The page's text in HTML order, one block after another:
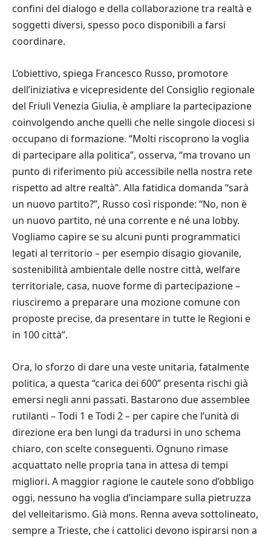
confini del dialogo e della collaborazione tra realtà e
soggetti diversi, spesso poco disponibili a farsi
coordinare.
L’obiettivo, spiega Francesco Russo, promotore
dell’iniziativa e vicepresidente del Consiglio regionale
del Friuli Venezia Giulia, è ampliare la partecipazione
coinvolgendo anche quelli che nelle singole diocesi si
occupano di formazione. “Molti riscoprono la voglia
di partecipare alla politica”, osserva, “ma trovano un
punto di riferimento più accessibile nella nostra rete
rispetto ad altre realtà”. Alla fatidica domanda “sarà
un nuovo partito?”, Russo così risponde: “No, non è
un nuovo partito, né una corrente e né una lobby.
Vogliamo capire se su alcuni punti programmatici
legati al territorio – per esempio disagio giovanile,
sostenibilità ambientale delle nostre città, welfare
territoriale, casa, nuove forme di partecipazione –
riusciremo a preparare una mozione comune con
proposte precise, da presentare in tutte le Regioni e
in 100 città”.
Ora, lo sforzo di dare una veste unitaria, fatalmente
politica, a questa “carica dei 600” presenta rischi già
emersi negli anni passati. Bastarono due assemblee
rutilanti – Todi 1 e Todi 2 – per capire che l’unità di
direzione era ben lungi da tradursi in uno schema
chiaro, con scelte conseguenti. Ognuno rimase
acquattato nelle propria tana in attesa di tempi
migliori. A maggior ragione le cautele sono d’obbligo
oggi, nessuno ha voglia d’inciampare sulla pietruzza
del velleitarismo. Già mons. Renna aveva sottolineato,
sempre a Trieste, che i cattolici devono ispirarsi non a